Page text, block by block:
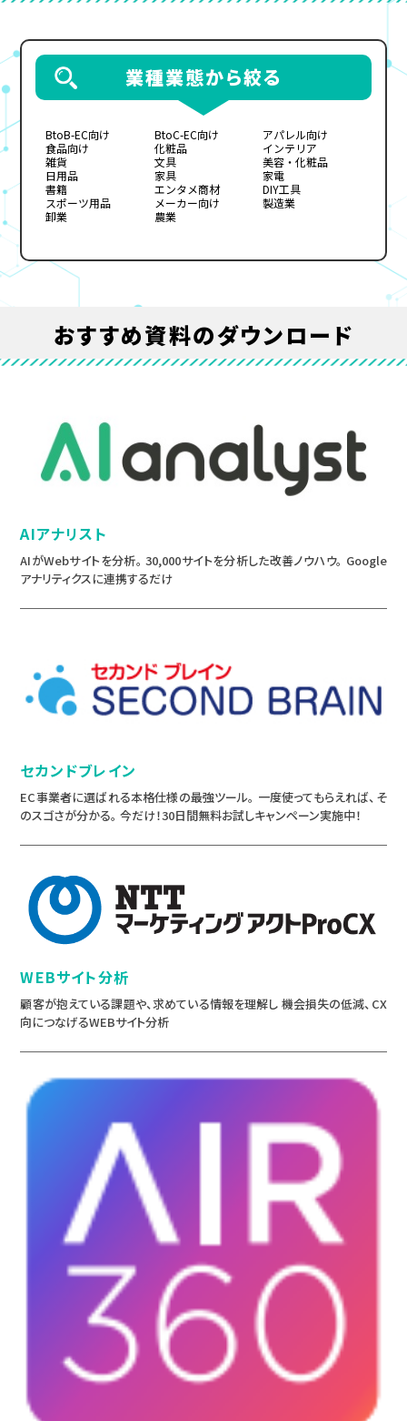
業種業態から絞る
BtoB-EC向け BtoC-EC向け
アパレル向け
食品向け
化粧品
インテリア
雑貨
文具
美容・化粧品
日用品
家具
家電
書籍
エンタメ商材
DIY工具
スポーツ用品
メーカー向け
製造業
卸業
農業
おすすめ資料のダウンロード
AIアナリスト
AIがWebサイトを分析。 30,000サイトを分析した改善ノウハウ。 Google
アナリティクスに連携するだけ
セカンドブレイン
EC事業者に選ばれる本格仕様の最強ツール。 一度使ってもらえれば、そ
のスゴさが分かる。 今だけ！30日間無料お試しキャンペーン実施中！
WEBサイト分析
顧客が抱えている課題や、求めている情報を理解し 機会損失の低減、CX
向につなげるWEBサイト分析